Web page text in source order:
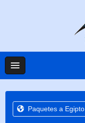
Paquetes a Egipto